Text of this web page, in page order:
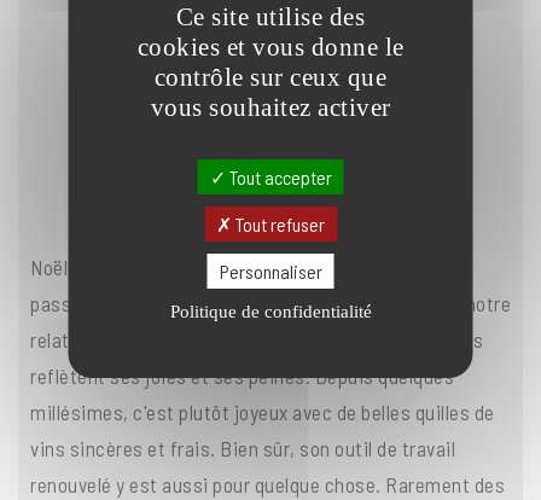
Noëlla, fan de voile, vient souvent sur La Rochelle et
passe fréquemment dîner à la cave. Ce qui explique notre
relation un peu privilégiée. Plus qu'une autre, ses vins
reflètent ses joies et ses peines. Depuis quelques
millésimes, c'est plutôt joyeux avec de belles quilles de
vins sincères et frais. Bien sûr, son outil de travail
renouvelé y est aussi pour quelque chose. Rarement des
Ce site utilise des
cookies et vous donne le
contrôle sur ceux que
vous souhaitez activer
Tout accepter
Tout refuser
Personnaliser
Politique de confidentialité